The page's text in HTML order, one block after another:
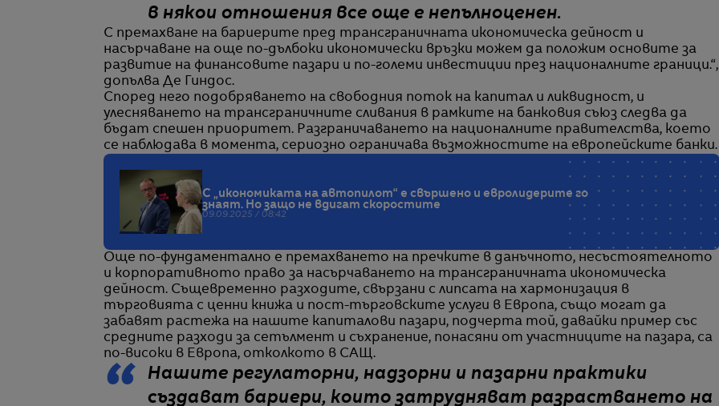
в някои отношения все още е непълноценен.
С премахване на бариерите пред трансграничната икономическа дейност и
насърчаване на още по-дълбоки икономически връзки можем да положим основите за
развитие на финансовите пазари и по-големи инвестиции през националните граници.“,
допълва Де Гиндос.
Според него подобряването на свободния поток на капитал и ликвидност, и
улесняването на трансграничните сливания в рамките на банковия съюз следва да
бъдат спешен приоритет. Разграничаването на националните правителства, което
се наблюдава в момента, сериозно ограничава възможностите на европейските банки.
С „икономиката на автопилот“ е свършено и евролидерите го
знаят. Но защо не вдигат скоростите
09.09.2025 / 08:42
Още по-фундаментално е премахването на пречките в данъчното, несъстоятелното
и корпоративното право за насърчаването на трансграничната икономическа
дейност. Същевременно разходите, свързани с липсата на хармонизация в
търговията с ценни книжа и пост-търговските услуги в Европа, също могат да
забавят растежа на нашите капиталови пазари, подчерта той, давайки пример със
средните разходи за сетълмент и съхранение, понасяни от участниците на пазара, са
по-високи в Европа, отколкото в САЩ.
Нашите регулаторни, надзорни и пазарни практики
създават бариери, които затрудняват разрастването на